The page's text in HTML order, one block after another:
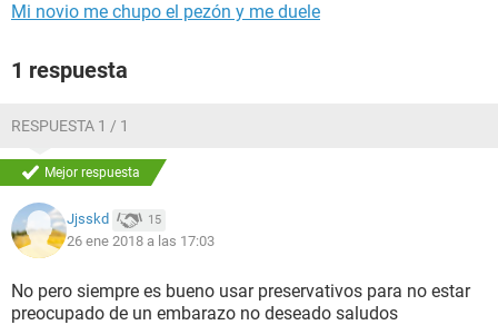
Mi novio me chupo el pezón y me duele
1 respuesta
RESPUESTA 1 / 1
Mejor respuesta
Jjsskd 15
26 ene 2018 a las 17:03
No pero siempre es bueno usar preservativos para no estar
preocupado de un embarazo no deseado saludos